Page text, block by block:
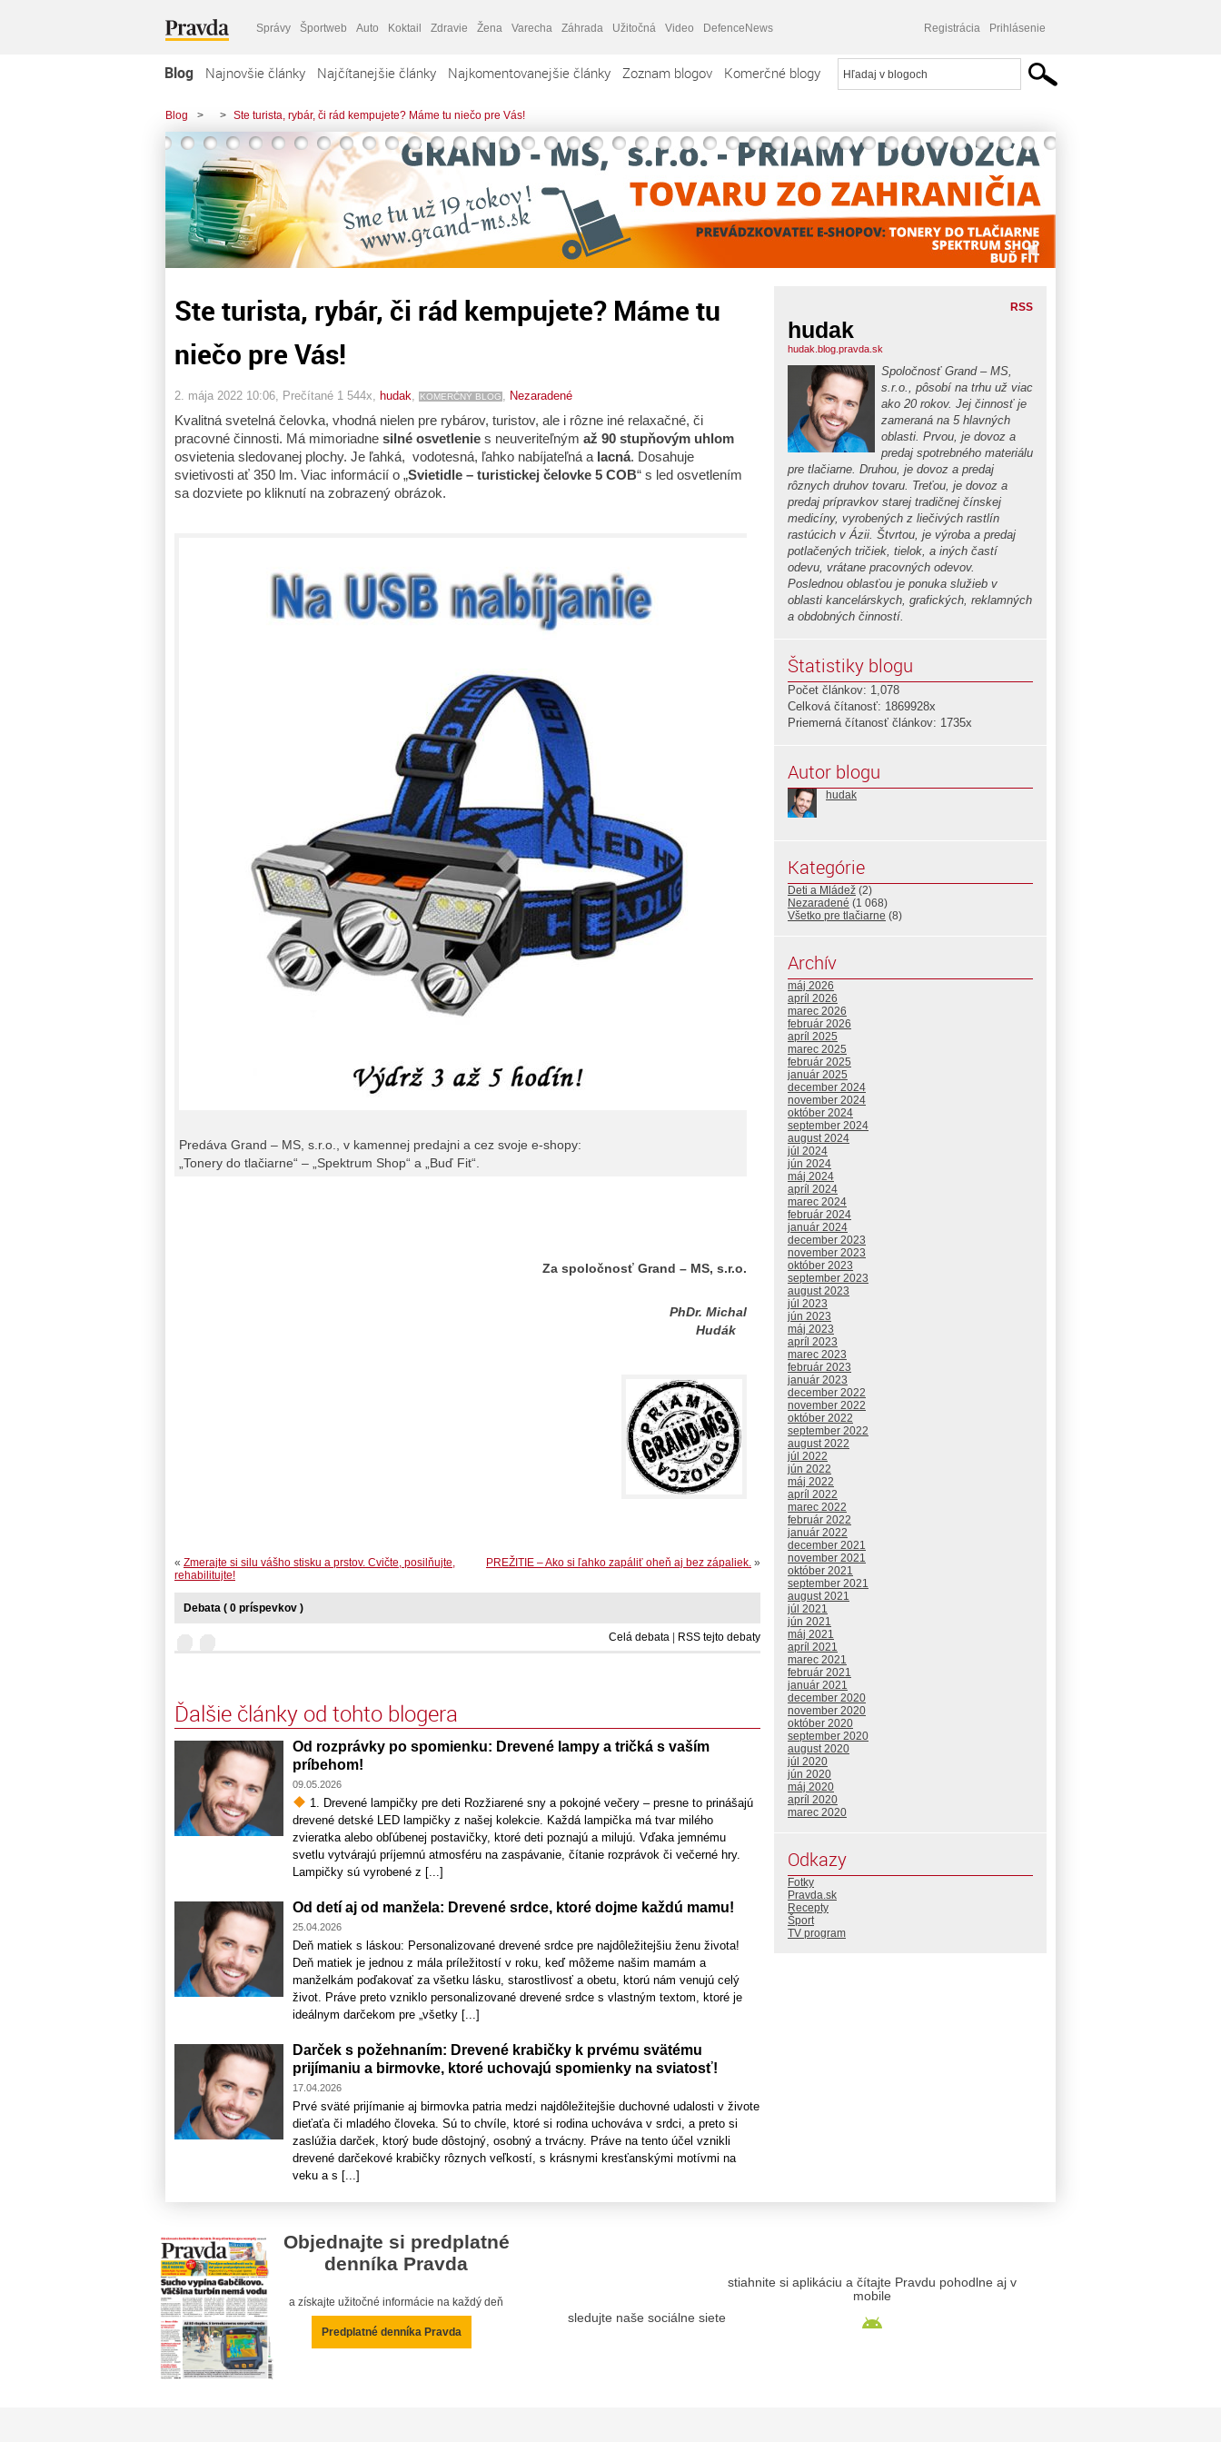
Správy Športweb Auto Koktail Zdravie Žena Varecha Záhrada Užitočná Video DefenceNews Registrácia Prihlásenie
Blog Najnovšie články Najčítanejšie články Najkomentovanejšie články Zoznam blogov Komerčné blogy
Blog > > Ste turista, rybár, či rád kempujete? Máme tu niečo pre Vás!
Ste turista, rybár, či rád kempujete? Máme tu
niečo pre Vás!
2. mája 2022 10:06 , Prečítané 1 544x, hudak KOMERČNÝ BLOG Nezaradené
Kvalitná svetelná čelovka, vhodná nielen pre rybárov, turistov, ale i rôzne iné relaxačné, či
pracovné činnosti. Má mimoriadne silné osvetlenie s neuveriteľným až 90 stupňovým uhlom
osvietenia sledovanej plochy. Je ľahká, vodotesná, ľahko nabíjateľná a lacná. Dosahuje
svietivosti ať 350 lm. Viac informácií o „Svietidle – turistickej čelovke 5 COB“ s led osvetlením
sa dozviete po kliknutí na zobrazený obrázok.
Predáva Grand – MS, s.r.o., v kamennej predajni a cez svoje e-shopy:
„Tonery do tlačiarne“ – „Spektrum Shop“ a „Buď Fit“.
Za spoločnosť Grand – MS, s.r.o.
PhDr. Michal
Hudák
PREŽITIE – Ako si ľahko zapáliť oheň aj bez zápaliek. »
« Zmerajte si silu vášho stisku a prstov. Cvičte, posilňujte,
rehabilitujte!
Debata ( 0 príspevkov )
Celá debata | RSS tejto debaty
Ďalšie články od tohto blogera
Od rozprávky po spomienku: Drevené lampy a tričká s vaším
príbehom!
09.05.2026
1. Drevené lampičky pre deti Rozžiarené sny a pokojné večery – presne to prinášajú
drevené detské LED lampičky z našej kolekcie. Každá lampička má tvar milého
zvieratka alebo obľúbenej postavičky, ktoré deti poznajú a milujú. Vďaka jemnému
svetlu vytvárajú príjemnú atmosféru na zaspávanie, čítanie rozprávok či večerné hry.
Lampičky sú vyrobené z [...]
Od detí aj od manžela: Drevené srdce, ktoré dojme každú mamu!
25.04.2026
Deň matiek s láskou: Personalizované drevené srdce pre najdôležitejšiu ženu života!
Deň matiek je jednou z mála príležitostí v roku, keď môžeme našim mamám a
manželkám poďakovať za všetku lásku, starostlivosť a obetu, ktorú nám venujú celý
život. Práve preto vzniklo personalizované drevené srdce s vlastným textom, ktoré je
ideálnym darčekom pre „všetky [...]
Darček s požehnaním: Drevené krabičky k prvému svätému
prijímaniu a birmovke, ktoré uchovajú spomienky na sviatosť!
17.04.2026
Prvé sväté prijímanie aj birmovka patria medzi najdôležitejšie duchovné udalosti v živote
dieťaťa či mladého človeka. Sú to chvíle, ktoré si rodina uchováva v srdci, a preto si
zaslúžia darček, ktorý bude dôstojný, osobný a trvácny. Práve na tento účel vznikli
drevené darčekové krabičky rôznych veľkostí, s krásnymi kresťanskými motívmi na
veku a s [...]
RSS
hudak
hudak.blog.pravda.sk
Spoločnosť Grand – MS,
s.r.o., pôsobí na trhu už viac
ako 20 rokov. Jej činnosť je
zameraná na 5 hlavných
oblasti. Prvou, je dovoz a
predaj spotrebného materiálu
pre tlačiarne. Druhou, je dovoz a predaj
rôznych druhov tovaru. Treťou, je dovoz a
predaj prípravkov starej tradičnej čínskej
medicíny, vyrobených z liečivých rastlín
rastúcich v Ázii. Štvrtou, je výroba a predaj
potlačených tričiek, tielok, a iných častí
odevu, vrátane pracovných odevov.
Poslednou oblasťou je ponuka služieb v
oblasti kancelárskych, grafických, reklamných
a obdobných činností.
Štatistiky blogu
Počet článkov: 1,078
Celková čítanosť: 1869928x
Priemerná čítanosť článkov: 1735x
Autor blogu
hudak
Kategórie
Deti a Mládež (2)
Nezaradené (1 068)
Všetko pre tlačiarne (8)
Archív
máj 2026
apríl 2026
marec 2026
február 2026
apríl 2025
marec 2025
február 2025
január 2025
december 2024
november 2024
október 2024
september 2024
august 2024
júl 2024
jún 2024
máj 2024
apríl 2024
marec 2024
február 2024
január 2024
december 2023
november 2023
október 2023
september 2023
august 2023
júl 2023
jún 2023
máj 2023
apríl 2023
marec 2023
február 2023
január 2023
december 2022
november 2022
október 2022
september 2022
august 2022
júl 2022
jún 2022
máj 2022
apríl 2022
marec 2022
február 2022
január 2022
december 2021
november 2021
október 2021
september 2021
august 2021
júl 2021
jún 2021
máj 2021
apríl 2021
marec 2021
február 2021
január 2021
december 2020
november 2020
október 2020
september 2020
august 2020
júl 2020
jún 2020
máj 2020
apríl 2020
marec 2020
Odkazy
Fotky
Pravda.sk
Recepty
Šport
TV program
Objednajte si predplatné
denníka Pravda
a získajte užitočné informácie na každý deň
Predplatné denníka Pravda
sledujte naše sociálne siete
stiahnite si aplikáciu a čítajte Pravdu pohodlne aj v
mobile